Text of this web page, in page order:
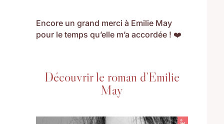
Encore un grand merci à Emilie May
pour le temps qu’elle m’a accordée ! ❤️
Découvrir le roman d’Emilie
May